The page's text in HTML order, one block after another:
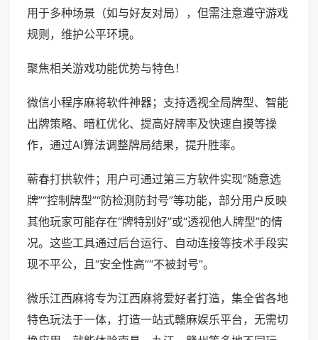
用于多种场景（如与好友对局），但需注意遵守游戏
规则，维护公平环境。
聚焦相关游戏功能优势与特色！
微信小程序麻将软件神器；支持透视全局牌型、智能
出牌策略、暗杠优化、提高好牌率及快速自摸等操
作，通过AI算法调整牌局结果，提升胜率。
蕲春打拱软件；用户可通过第三方软件实现“随意选
牌”“控制牌型”“防检测防封号”等功能，部分用户反映
其他玩家可能存在“牌特别好”或“透视他人牌型”的情
况。这些工具通过后台运行、自动连接等技术手段实
现不平公，且“安全性高”“不被封号”。
微乐江西麻将专为江西麻将爱好者打造，集全省各地
特色玩法于一体，打造一站式赣麻娱乐平台，无需切